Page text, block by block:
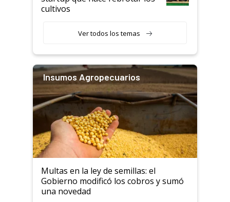
cultivos
Ver todos los temas
Insumos Agropecuarios
Multas en la ley de semillas: el
Gobierno modificó los cobros y sumó
una novedad